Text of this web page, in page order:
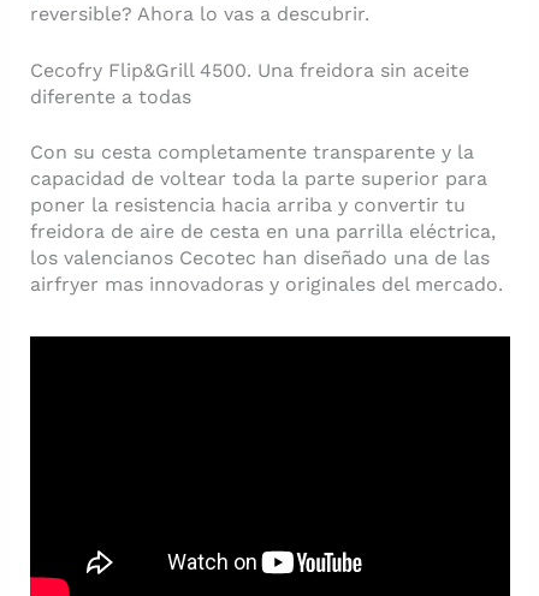
reversible? Ahora lo vas a descubrir.
Cecofry Flip&Grill 4500. Una freidora sin aceite
diferente a todas
Con su cesta completamente transparente y la
capacidad de voltear toda la parte superior para
poner la resistencia hacia arriba y convertir tu
freidora de aire de cesta en una parrilla eléctrica,
los valencianos Cecotec han diseñado una de las
airfryer mas innovadoras y originales del mercado.